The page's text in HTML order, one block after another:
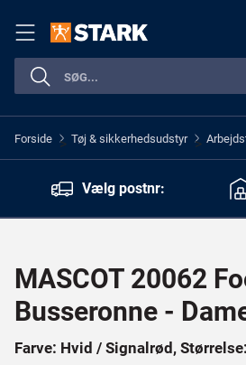
Forside > Tøj & sikkerhedsudstyr >
Vælg postnr:
MASCOT 20062
Busseronne -
Farve: Hvid / Signalrød,